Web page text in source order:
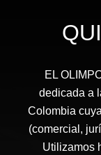
EL
dedicada a
Colombia
(comercial,
Utilizamos